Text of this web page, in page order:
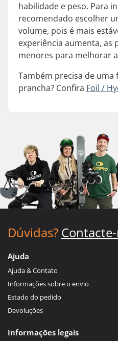
habilidade e peso. Para
recomendado escolher
volume, pois é mais
experiência aumenta, as
menores para melhorar
Também precisa de uma
prancha? Confira Foil /
Dúvidas?
Ajuda
Ajuda & Contato
Informações sobre o envio
Estado do pedido
Devoluções
Informações legais